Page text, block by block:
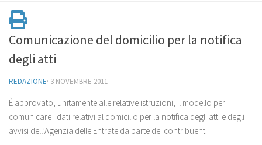
Comunicazione del domicilio per la notifica
degli atti
REDAZIONE· 3 NOVEMBRE 2011
È approvato, unitamente alle relative istruzioni, il modello per
comunicare i dati relativi al domicilio per la notifica degli atti e degli
avvisi dell’Agenzia delle Entrate da parte dei contribuenti.